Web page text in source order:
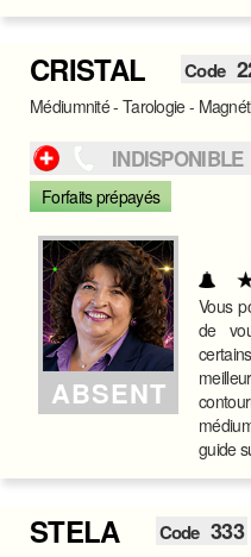
CRISTAL Code
Médiumnité - Tarologie -
INDISPONIBLE
Forfaits prépayés
ABSENT
Vous
de
guide
STELA Code 333